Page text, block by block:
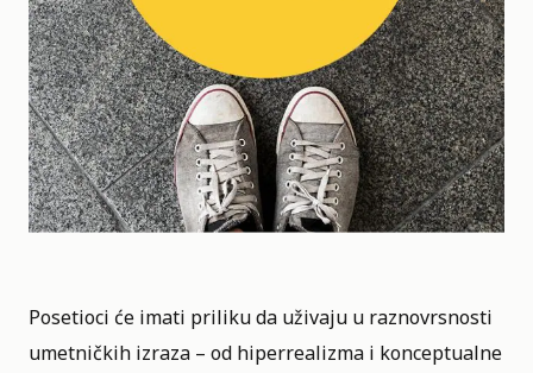
Posetioci će imati priliku da uživaju u raznovrsnosti
umetničkih izraza – od hiperrealizma i konceptualne